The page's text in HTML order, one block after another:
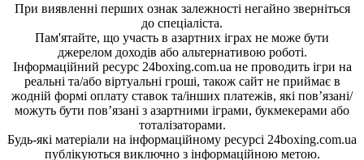
При виявленні перших ознак залежності негайно зверніться
до спеціаліста.
Пам'ятайте, що участь в азартних іграх не може бути
джерелом доходів або альтернативою роботі.
Інформаційний ресурс 24boxing.com.ua не проводить ігри на
реальні та/або віртуальні гроші, також сайт не приймає в
жодній формі оплату ставок та/інших платежів, які пов’язані/
можуть бути пов’язані з азартними іграми, букмекерами або
тоталізаторами.
Будь-які матеріали на інформаційному ресурсі 24boxing.com.ua
публікуються виключно з інформаційною метою.